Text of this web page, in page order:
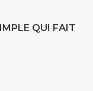
QUI FAIT